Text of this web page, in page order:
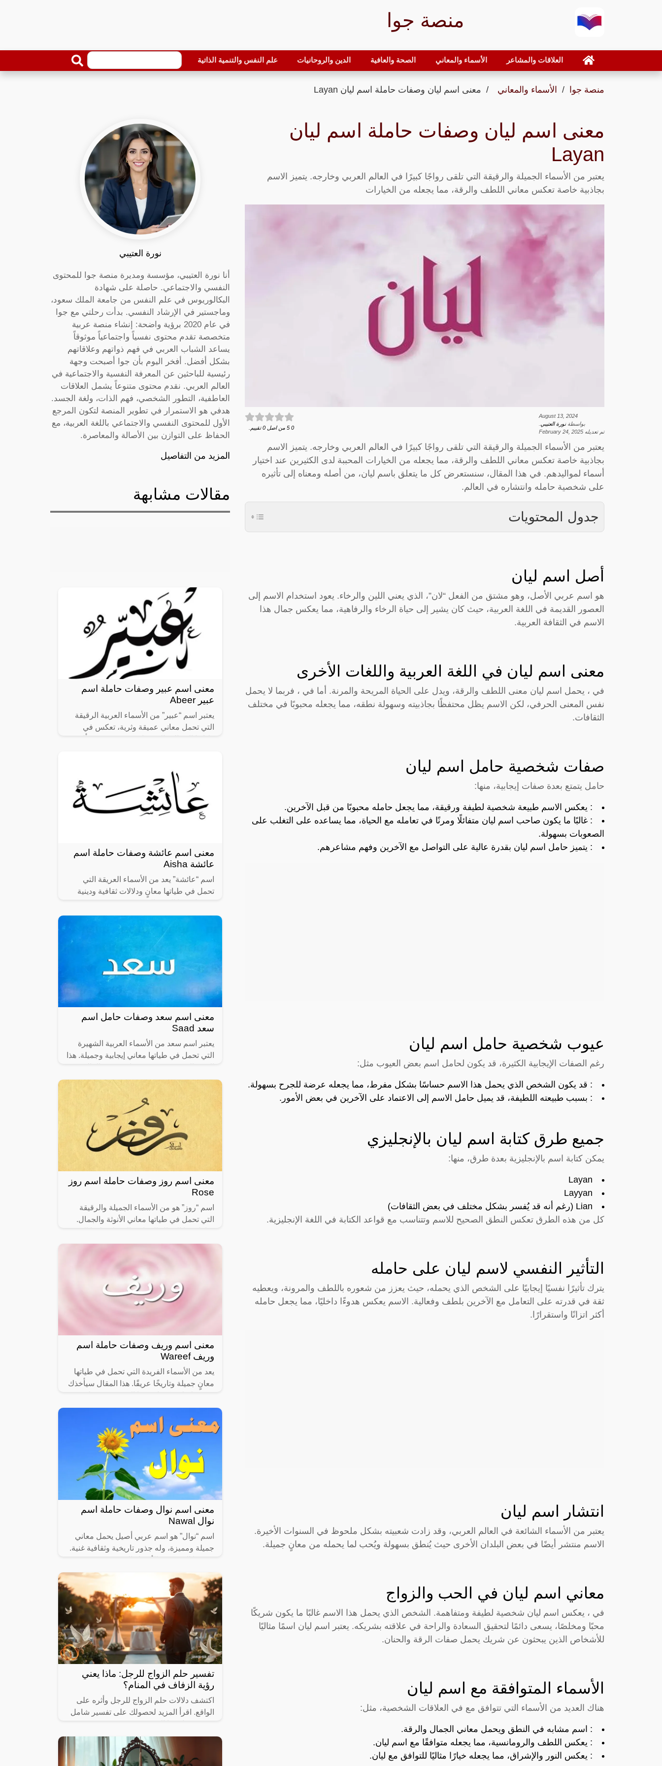
منصة جوا
العلاقات والمشاعر الأسماء والمعاني الصحة والعافية الدين والروحانيات علم النفس والتنمية الذاتية
منصة جوا الأسماء والمعاني معنى اسم ليان وصفات حاملة اسم ليان Layan
معنى اسم ليان وصفات حاملة اسم ليان
Layan
يعتبر من الأسماء الجميلة والرقيقة التي تلقى رواجًا كبيرًا في العالم العربي وخارجه. يتميز الاسم
بجاذبية خاصة تعكس معاني اللطف والرقة، مما يجعله من الخيارات
August 13, 2024
بواسطةنورة العتيبي
تم تعديله February 24, 2025
0
5 من اصل 0 تقييم.
يعتبر من الأسماء الجميلة والرقيقة التي تلقى رواجًا كبيرًا في العالم العربي وخارجه. يتميز الاسم
بجاذبية خاصة تعكس معاني اللطف والرقة، مما يجعله من الخيارات المحببة لدى الكثيرين عند اختيار
أسماء لمواليدهم. في هذا المقال، سنستعرض كل ما يتعلق باسم ليان، من أصله ومعناه إلى تأثيره
على شخصية حامله وانتشاره في العالم.
جدول المحتويات
أصل اسم ليان
هو اسم عربي الأصل، وهو مشتق من الفعل “لان”، الذي يعني اللين والرخاء. يعود استخدام الاسم إلى
العصور القديمة في اللغة العربية، حيث كان يشير إلى حياة الرخاء والرفاهية، مما يعكس جمال هذا
الاسم في الثقافة العربية.
معنى اسم ليان في اللغة العربية واللغات الأخرى
في ، يحمل اسم ليان معنى اللطف والرقة، ويدل على الحياة المريحة والمرنة. أما في ، فربما لا يحمل
نفس المعنى الحرفي، لكن الاسم يظل محتفظًا بجاذبيته وسهولة نطقه، مما يجعله محبوبًا في مختلف
الثقافات.
صفات شخصية حامل اسم ليان
حامل يتمتع بعدة صفات إيجابية، منها:
: يعكس الاسم طبيعة شخصية لطيفة ورقيقة، مما يجعل حامله محبوبًا من قبل الآخرين.
: غالبًا ما يكون صاحب اسم ليان متفائلًا ومرنًا في تعامله مع الحياة، مما يساعده على التغلب على
الصعوبات بسهولة.
: يتميز حامل اسم ليان بقدرة عالية على التواصل مع الآخرين وفهم مشاعرهم.
عيوب شخصية حامل اسم ليان
رغم الصفات الإيجابية الكثيرة، قد يكون لحامل اسم بعض العيوب مثل:
: قد يكون الشخص الذي يحمل هذا الاسم حساسًا بشكل مفرط، مما يجعله عرضة للجرح بسهولة.
: بسبب طبيعته اللطيفة، قد يميل حامل الاسم إلى الاعتماد على الآخرين في بعض الأمور.
جميع طرق كتابة اسم ليان بالإنجليزي
يمكن كتابة اسم بالإنجليزية بعدة طرق، منها:
Layan
Layyan
Lian (رغم أنه قد يُفسر بشكل مختلف في بعض الثقافات)
كل من هذه الطرق تعكس النطق الصحيح للاسم وتتناسب مع قواعد الكتابة في اللغة الإنجليزية.
التأثير النفسي لاسم ليان على حامله
يترك تأثيرًا نفسيًا إيجابيًا على الشخص الذي يحمله، حيث يعزز من شعوره باللطف والمرونة، ويعطيه
ثقة في قدرته على التعامل مع الآخرين بلطف وفعالية. الاسم يعكس هدوءًا داخليًا، مما يجعل حامله
أكثر اتزانًا واستقرارًا.
انتشار اسم ليان
يعتبر من الأسماء الشائعة في العالم العربي، وقد زادت شعبيته بشكل ملحوظ في السنوات الأخيرة.
الاسم منتشر أيضًا في بعض البلدان الأخرى حيث يُنطق بسهولة ويُحب لما يحمله من معانٍ جميلة.
معاني اسم ليان في الحب والزواج
في ، يعكس اسم ليان شخصية لطيفة ومتفاهمة. الشخص الذي يحمل هذا الاسم غالبًا ما يكون شريكًا
محبًا ومخلصًا، يسعى دائمًا لتحقيق السعادة والراحة في علاقته بشريكه. يعتبر اسم ليان اسمًا مثاليًا
للأشخاص الذين يبحثون عن شريك يحمل صفات الرقة والحنان.
الأسماء المتوافقة مع اسم ليان
هناك العديد من الأسماء التي تتوافق مع في العلاقات الشخصية، مثل:
: اسم مشابه في النطق ويحمل معاني الجمال والرقة.
: يعكس اللطف والرومانسية، مما يجعله متوافقًا مع اسم ليان.
: يعكس النور والإشراق، مما يجعله خيارًا مثاليًا للتوافق مع ليان.
نورة العتيبي
أنا نورة العتيبي، مؤسسة ومديرة منصة جوا للمحتوى
النفسي والاجتماعي. حاصلة على شهادة
البكالوريوس في علم النفس من جامعة الملك سعود،
وماجستير في الإرشاد النفسي. بدأت رحلتي مع جوا
في عام 2020 برؤية واضحة: إنشاء منصة عربية
متخصصة تقدم محتوى نفسياً واجتماعياً موثوقاً
يساعد الشباب العربي في فهم ذواتهم وعلاقاتهم
بشكل أفضل. أفخر اليوم بأن جوا أصبحت وجهة
رئيسية للباحثين عن المعرفة النفسية والاجتماعية في
العالم العربي. نقدم محتوى متنوعاً يشمل العلاقات
العاطفية، التطور الشخصي، فهم الذات، ولغة الجسد.
هدفي هو الاستمرار في تطوير المنصة لتكون المرجع
الأول للمحتوى النفسي والاجتماعي باللغة العربية، مع
الحفاظ على التوازن بين الأصالة والمعاصرة.
المزيد من التفاصيل
مقالات مشابهة
معنى اسم عبير وصفات حاملة اسم
عبير Abeer
يعتبر اسم “عبير” من الأسماء العربية الرقيقة
التي تحمل معاني عميقة وثرية، تعكس في
معنى اسم عائشة وصفات حاملة اسم
عائشة Aisha
اسم “عائشة” يعد من الأسماء العريقة التي
تحمل في طياتها معانٍ ودلالات ثقافية ودينية
العديد من المجتمعات، ليس مجرد
معنى اسم سعد وصفات حامل اسم
سعد Saad
يعتبر اسم سعد من الأسماء العربية الشهيرة
التي تحمل في طياتها معاني إيجابية وجميلة. هذا
العربي، يُستخدم منذ قرون طويلة
معنى اسم روز وصفات حاملة اسم روز
Rose
اسم “روز” هو من الأسماء الجميلة والرقيقة
التي تحمل في طياتها معاني الأنوثة والجمال.
بدءًا من أصله ومعناه، وصولاً
معنى اسم وريف وصفات حاملة اسم
وريف Wareef
يعد من الأسماء الفريدة التي تحمل في طياتها
معانٍ جميلة وتاريخًا عريقًا. هذا المقال سيأخذك
الزوايا، بدءًا من أصله ومعناه في
معنى اسم نوال وصفات حاملة اسم
نوال Nawal
اسم “نوال” هو اسم عربي أصيل يحمل معاني
جميلة ومميزة، وله جذور تاريخية وثقافية غنية.
كبيرة في العالم العربي، ويتميز
تفسير حلم الزواج للرجل: ماذا يعني
رؤية الزفاف في المنام؟
اكتشف دلالات حلم الزواج للرجل وأثره على
الواقع. اقرأ المزيد لحصولك على تفسير شامل